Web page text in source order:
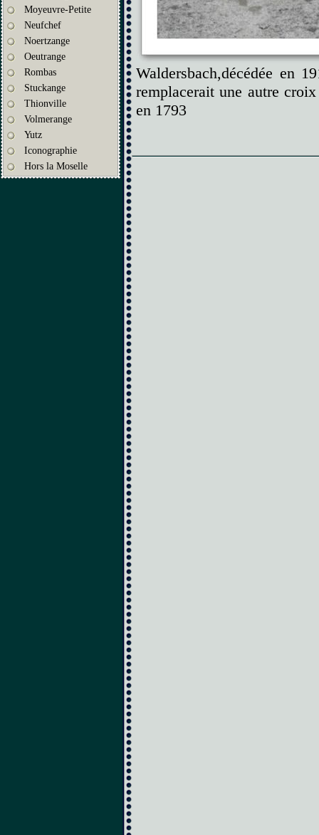
Moyeuvre-Petite
Neufchef
Noertzange
Oeutrange
Rombas
Stuckange
Thionville
Volmerange
Yutz
Iconographie
Hors la Moselle
Waldersbach,décédée en
remplacerait une autre
en 1793